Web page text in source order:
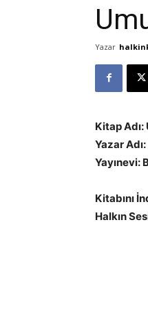
Yazar
Kitap
Yazar
Yayınevi:
Kitabını
Halkın